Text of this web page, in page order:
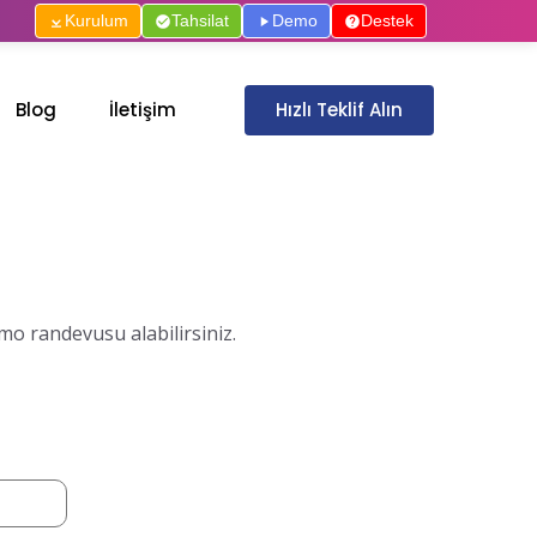
Kurulum Tahsilat Demo Destek
Blog İletişim Hızlı Teklif Alın
randevusu alabilirsiniz.